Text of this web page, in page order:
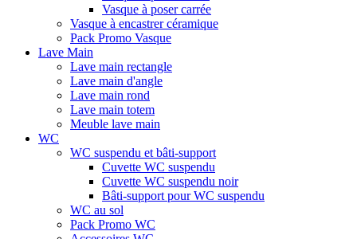
Vasque à poser carrée
Vasque à encastrer céramique
Pack Promo Vasque
Lave Main
Lave main rectangle
Lave main d'angle
Lave main rond
Lave main totem
Meuble lave main
WC
WC suspendu et bâti-support
Cuvette WC suspendu
Cuvette WC suspendu noir
Bâti-support pour WC suspendu
WC au sol
Pack Promo WC